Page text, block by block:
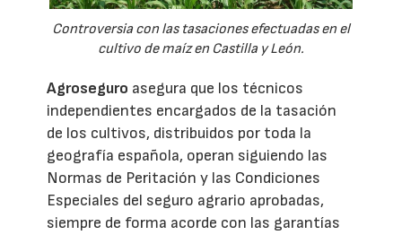
Controversia con las tasaciones efectuadas en el
cultivo de maíz en Castilla y León.
Agroseguro asegura que los técnicos
independientes encargados de la tasación
de los cultivos, distribuidos por toda la
geografía española, operan siguiendo las
Normas de Peritación y las Condiciones
Especiales del seguro agrario aprobadas,
siempre de forma acorde con las garantías